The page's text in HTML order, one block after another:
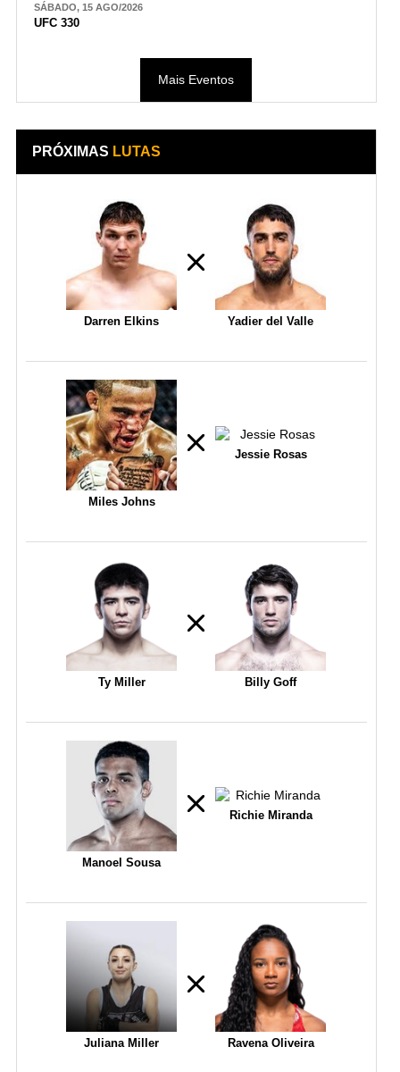
SÁBADO, 15 AGO/2026
UFC 330
Mais Eventos
PRÓXIMAS LUTAS
Darren Elkins Yadier del Valle
Miles Johns
Jessie Rosas
Ty Miller Billy Goff
Manoel Sousa
Richie Miranda
Juliana Miller Ravena Oliveira